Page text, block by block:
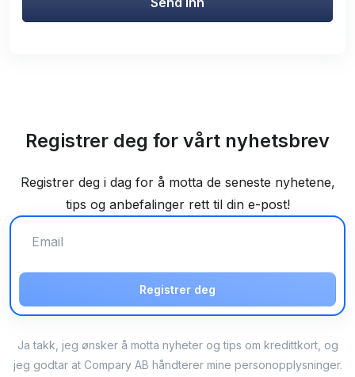
Registrer deg for vårt nyhetsbrev
Registrer deg i dag for å motta de seneste nyhetene,
tips og anbefalinger rett til din e-post!
Registrer deg
Ja takk, jeg ønsker å motta nyheter og tips om kredittkort, og
jeg godtar at Compary AB håndterer mine personopplysninger.